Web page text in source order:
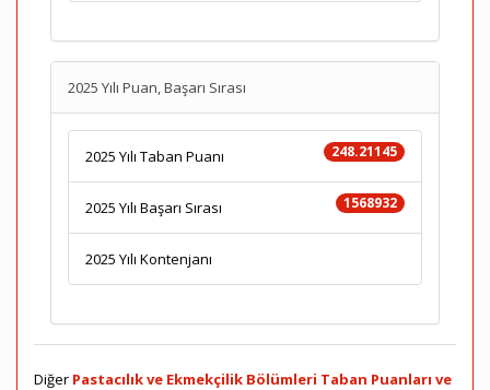
2025 Yılı Puan, Başarı Sırası
248.21145
2025 Yılı Taban Puanı
1568932
2025 Yılı Başarı Sırası
2025 Yılı Kontenjanı
Diğer Pastacılık ve Ekmekçilik Bölümleri Taban Puanları ve